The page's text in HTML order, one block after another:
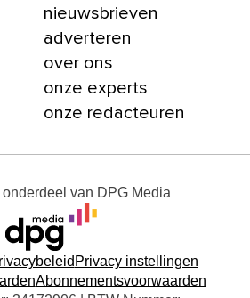
nieuwsbrieven
adverteren
over ons
onze experts
onze redacteuren
onderdeel van DPG Media
Privacy instellingen
Abonnementsvoorwaarden